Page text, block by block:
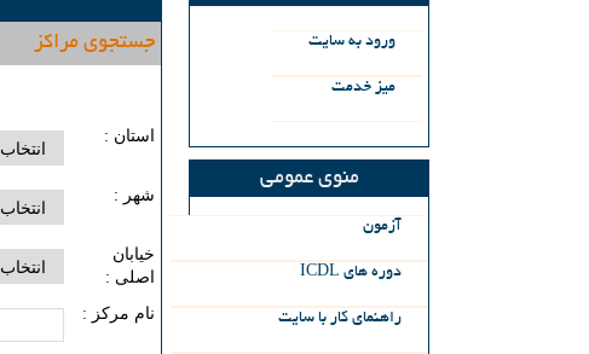
جستجوی مراکز
استان :
شهر :
خیابان
اصلی :
نام مرکز :
ورود به سايت
میز خدمت
منوی عمومی
آزمون
ICDL دوره های
راهنماي كار با سايت